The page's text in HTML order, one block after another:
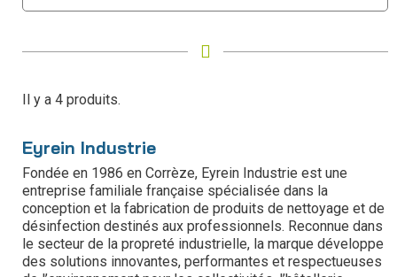
Il y a 4 produits.
Eyrein Industrie
Fondée en 1986 en Corrèze, Eyrein Industrie est une
entreprise familiale française spécialisée dans la
conception et la fabrication de produits de nettoyage et de
désinfection destinés aux professionnels. Reconnue dans
le secteur de la propreté industrielle, la marque développe
des solutions innovantes, performantes et respectueuses